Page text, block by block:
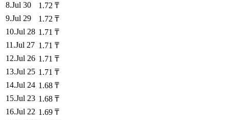
8.Jul 30 1.72 ₸
9.Jul 29 1.72 ₸
10.Jul 28 1.71 ₸
11 .Jul 27 1.71 ₸
12.Jul 26 1.71 ₸
13.Jul 25 1.71 ₸
14.Jul 24 1.68 ₸
15.Jul 23 1.68 ₸
16.Jul 22 1.69 ₸